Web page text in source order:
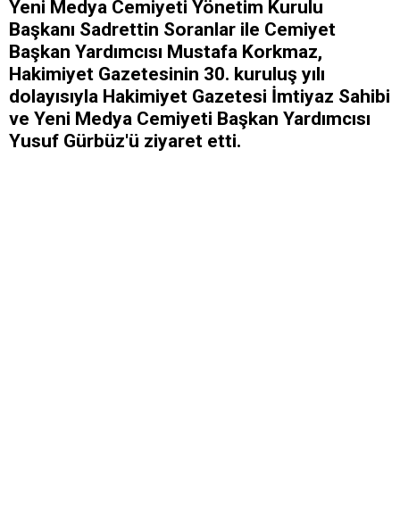
Yeni Medya Cemiyeti Yönetim Kurulu
Başkanı Sadrettin Soranlar ile Cemiyet
Başkan Yardımcısı Mustafa Korkmaz,
Hakimiyet Gazetesinin 30. kuruluş yılı
dolayısıyla Hakimiyet Gazetesi İmtiyaz Sahibi
ve Yeni Medya Cemiyeti Başkan Yardımcısı
Yusuf Gürbüz'ü ziyaret etti.